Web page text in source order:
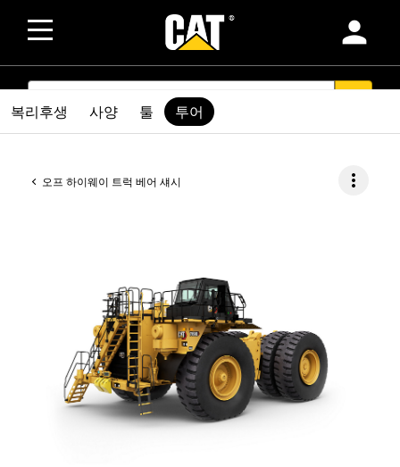
person
SEARCH
오프 하이웨이 트럭 베어 섀시 more_vert
복리후생 사양 툴 투어